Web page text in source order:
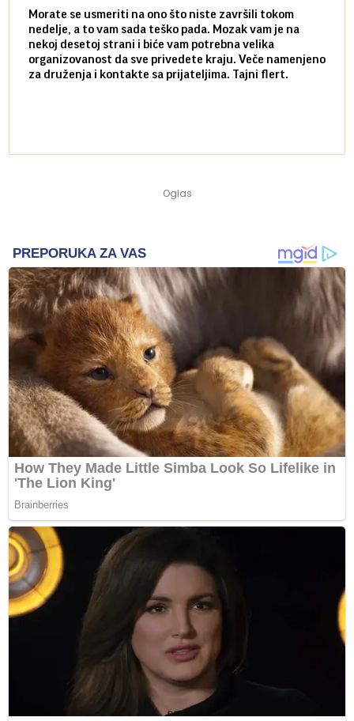
Morate se usmeriti na ono što niste završili tokom
nedelje, a to vam sada teško pada. Mozak vam je na
nekoj desetoj strani i biće vam potrebna velika
organizovanost da sve privedete kraju. Veče namenjeno
za druženja i kontakte sa prijateljima. Tajni flert.